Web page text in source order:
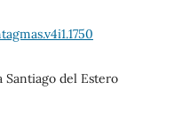
Santiago del Estero